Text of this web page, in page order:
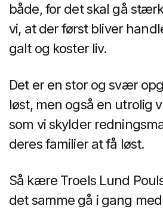
både, for det skal gå
vi, at der først bliver
galt og koster liv.
Det er en stor og svær
løst, men også en utrolig
som vi skylder
deres familier at få løst.
Så kære Troels Lund
det samme gå i gang